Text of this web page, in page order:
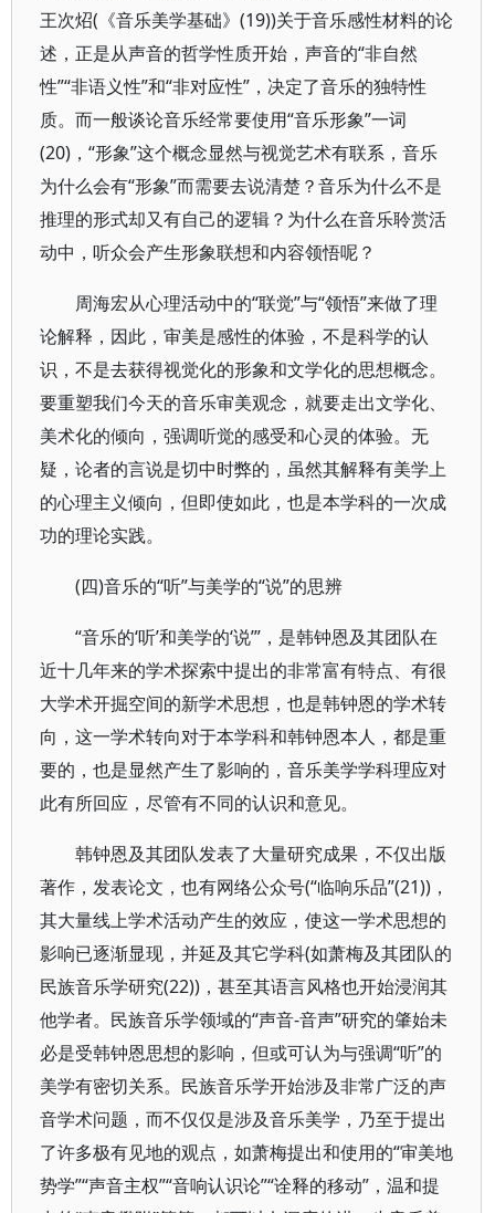
王次炤(《音乐美学基础》(19))关于音乐感性材料的论
述，正是从声音的哲学性质开始，声音的“非自然
性”“非语义性”和“非对应性”，决定了音乐的独特性
质。而一般谈论音乐经常要使用“音乐形象”一词
(20)，“形象”这个概念显然与视觉艺术有联系，音乐
为什么会有“形象”而需要去说清楚？音乐为什么不是
推理的形式却又有自己的逻辑？为什么在音乐聆赏活
动中，听众会产生形象联想和内容领悟呢？
周海宏从心理活动中的“联觉”与“领悟”来做了理
论解释，因此，审美是感性的体验，不是科学的认
识，不是去获得视觉化的形象和文学化的思想概念。
要重塑我们今天的音乐审美观念，就要走出文学化、
美术化的倾向，强调听觉的感受和心灵的体验。无
疑，论者的言说是切中时弊的，虽然其解释有美学上
的心理主义倾向，但即使如此，也是本学科的一次成
功的理论实践。
(四)音乐的“听”与美学的“说”的思辨
“音乐的‘听’和美学的‘说’”，是韩钟恩及其团队在
近十几年来的学术探索中提出的非常富有特点、有很
大学术开掘空间的新学术思想，也是韩钟恩的学术转
向，这一学术转向对于本学科和韩钟恩本人，都是重
要的，也是显然产生了影响的，音乐美学学科理应对
此有所回应，尽管有不同的认识和意见。
韩钟恩及其团队发表了大量研究成果，不仅出版
著作，发表论文，也有网络公众号(“临响乐品”(21))，
其大量线上学术活动产生的效应，使这一学术思想的
影响已逐渐显现，并延及其它学科(如萧梅及其团队的
民族音乐学研究(22))，甚至其语言风格也开始浸润其
他学者。民族音乐学领域的“声音-音声”研究的肇始未
必是受韩钟恩思想的影响，但或可认为与强调“听”的
美学有密切关系。民族音乐学开始涉及非常广泛的声
音学术问题，而不仅仅是涉及音乐美学，乃至于提出
了许多极有见地的观点，如萧梅提出和使用的“审美地
势学”“声音主权”“音响认识论”“诠释的移动”，温和提